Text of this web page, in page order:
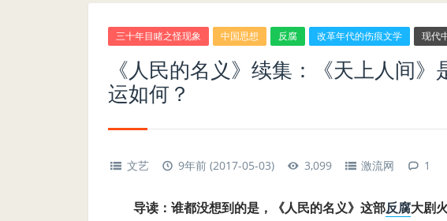
三十年目睹之怪现象 中国思想 反腐 改革年代的伤痕文学 现代
《人民的名义》续集：《天上人间
运如何？
文艺 9年前 (2017-05-03) 3,099 激流网 1
导读：谁都没想到的是，《人民的名义》这部反腐大剧